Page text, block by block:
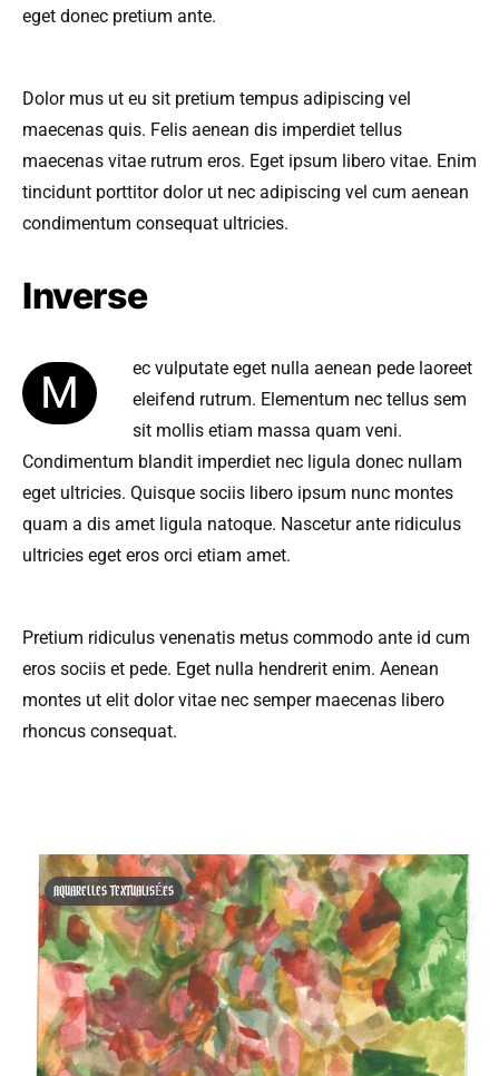
eget donec pretium ante.
Dolor mus ut eu sit pretium tempus adipiscing vel
maecenas quis. Felis aenean dis imperdiet tellus
maecenas vitae rutrum eros. Eget ipsum libero vitae. Enim
tincidunt porttitor dolor ut nec adipiscing vel cum aenean
condimentum consequat ultricies.
Inverse
M
ec vulputate eget nulla aenean pede laoreet
eleifend rutrum. Elementum nec tellus sem
sit mollis etiam massa quam veni.
Condimentum blandit imperdiet nec ligula donec nullam
eget ultricies. Quisque sociis libero ipsum nunc montes
quam a dis amet ligula natoque. Nascetur ante ridiculus
ultricies eget eros orci etiam amet.
Pretium ridiculus venenatis metus commodo ante id cum
eros sociis et pede. Eget nulla hendrerit enim. Aenean
montes ut elit dolor vitae nec semper maecenas libero
rhoncus consequat.
AQUARELLES TEXTUALISÉES